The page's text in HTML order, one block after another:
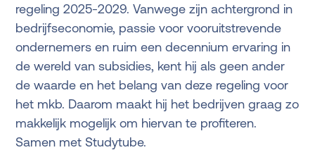
regeling 2025-2029. Vanwege zijn achtergrond in
bedrijfseconomie, passie voor vooruitstrevende
ondernemers en ruim een decennium ervaring in
de wereld van subsidies, kent hij als geen ander
de waarde en het belang van deze regeling voor
het mkb. Daarom maakt hij het bedrijven graag zo
makkelijk mogelijk om hiervan te profiteren.
Samen met Studytube.